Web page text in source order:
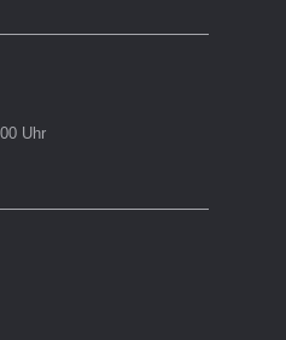
Uhr